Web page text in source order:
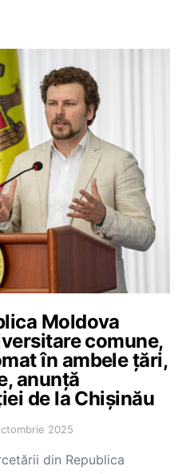
Moldova
comune,
în ambele țări,
anunță
de la Chișinău
2025
din Republica